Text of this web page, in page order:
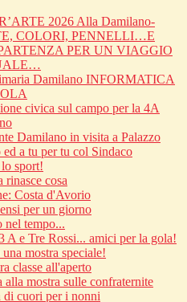
2026 Alla Damilano-
COLORI, PENNELLI…E
PER UN VIAGGIO
Damilano INFORMATICA
civica sul campo per la 4A
Damilano in visita a Palazzo
a tu per tu col Sindaco
sport!
rinasce cosa
Costa d'Avorio
per un giorno
nel tempo...
A e Tre Rossi... amici per la gola!
mostra speciale!
classe all'aperto
alla mostra sulle confraternite
di cuori per i nonni